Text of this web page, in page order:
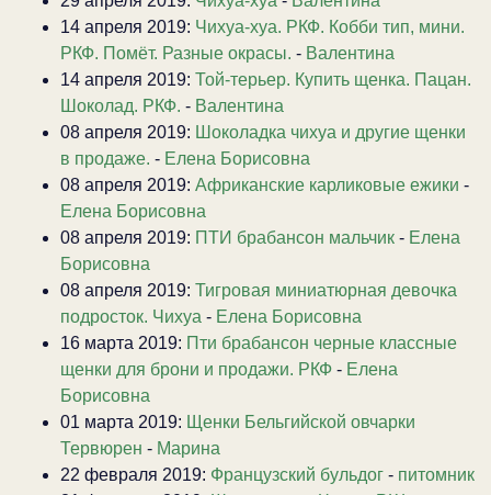
14 апреля 2019: Чихуа-хуа. РКФ. Кобби тип, мини.
РКФ. Помёт. Разные окрасы. - Валентина
14 апреля 2019: Той-терьер. Купить щенка. Пацан.
Шоколад. РКФ. - Валентина
08 апреля 2019: Шоколадка чихуа и другие щенки
в продаже. - Елена Борисовна
08 апреля 2019: Африканские карликовые ежики -
Елена Борисовна
08 апреля 2019: ПТИ брабансон мальчик - Елена
Борисовна
08 апреля 2019: Тигровая миниатюрная девочка
подросток. Чихуа - Елена Борисовна
16 марта 2019: Пти брабансон черные классные
щенки для брони и продажи. РКФ - Елена
Борисовна
01 марта 2019: Щенки Бельгийской овчарки
Тервюрен - Марина
22 февраля 2019: Французский бульдог - питомник